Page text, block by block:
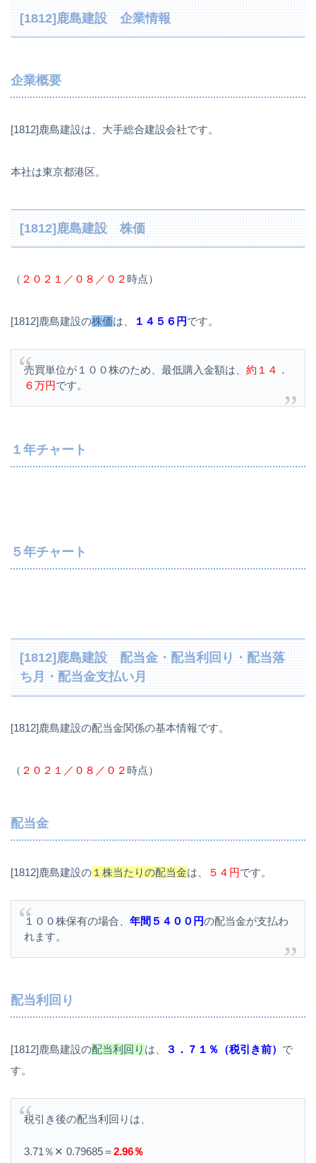
[1812]鹿島建設 企業情報
企業概要
[1812]鹿島建設は、大手総合建設会社です。
本社は東京都港区。
[1812]鹿島建設 株価
（ ２０２１／０８／０２時点）
[1812]鹿島建設の株価は、 １４５６円です。
売買単位が１００株のため、最低購入金額は、 約１４．
６万円です。
１年チャート
５年チャート
[1812]鹿島建設 配当金・配当利回り・配当落
ち月・配当金支払い月
[1812]鹿島建設の配当金関係の基本情報です。
（ ２０２１／０８／０２時点）
配当金
[1812]鹿島建設の １株当たりの配当金は、 ５４円です。
１００株保有の場合、 年間５４００円の配当金が支払わ
れます。
配当利回り
[1812]鹿島建設の配当利回り は、 ３．７１％（税引き前） で
す。
税引き後の配当利回りは、
3.71％✕ 0.79685＝2.96％